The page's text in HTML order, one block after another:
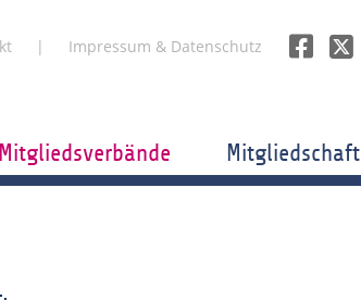
Impressum & Datenschutz
Mitgliedsverbände Mitgliedschaft